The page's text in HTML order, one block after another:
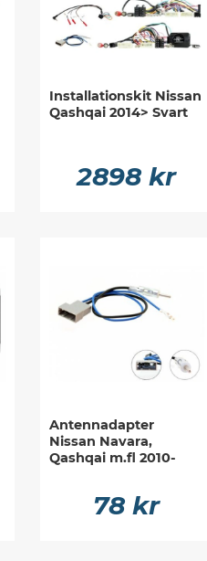
Installationskit Nissan
Qashqai 2014> Svart
2898 kr
Antennadapter
Nissan Navara,
Qashqai m.fl 2010-
78 kr